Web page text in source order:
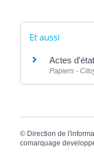
Et aussi
Actes
Papiers -
© Direction de
comarquage